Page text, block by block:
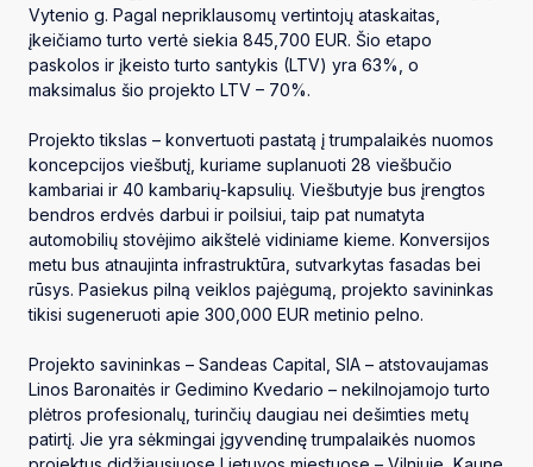
Vytenio g. Pagal nepriklausomų vertintojų ataskaitas,
įkeičiamo turto vertė siekia 845,700 EUR. Šio etapo
paskolos ir įkeisto turto santykis (LTV) yra 63%, o
maksimalus šio projekto LTV – 70%.
Projekto tikslas – konvertuoti pastatą į trumpalaikės nuomos
koncepcijos viešbutį, kuriame suplanuoti 28 viešbučio
kambariai ir 40 kambarių-kapsulių. Viešbutyje bus įrengtos
bendros erdvės darbui ir poilsiui, taip pat numatyta
automobilių stovėjimo aikštelė vidiniame kieme. Konversijos
metu bus atnaujinta infrastruktūra, sutvarkytas fasadas bei
rūsys. Pasiekus pilną veiklos pajėgumą, projekto savininkas
tikisi sugeneruoti apie 300,000 EUR metinio pelno.
Projekto savininkas – Sandeas Capital, SIA – atstovaujamas
Linos Baronaitės ir Gedimino Kvedario – nekilnojamojo turto
plėtros profesionalų, turinčių daugiau nei dešimties metų
patirtį. Jie yra sėkmingai įgyvendinę trumpalaikės nuomos